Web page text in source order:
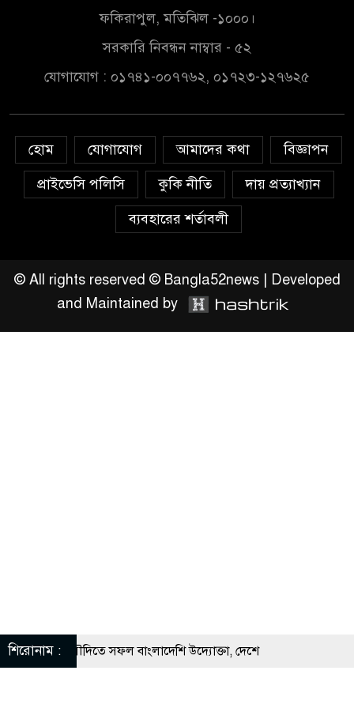
মাদক কারবারি আটক
সংশোধনের দাবিতে ফরিদগঞ্জে
অনলাইন জুয়ার অবৈধ লেনদেনে
জড়িয়ে পড়ছে স্থানীয় বিকাশ এজেন্ট;
ক্ষুব্ধ এলাকাবাসী।।
জিয়ানগরের বলেশ্বর নদীতে যৌথ
ফকিরাপুল, মতিঝিল -১০০০।
সরকারি নিবন্ধন নাম্বার - ৫২
যোগাযোগ : ০১৭৪১-০০৭৭৬২, ০১৭২৩-১২৭৬২৫
হোম যোগাযোগ আমাদের কথা
বিজ্ঞাপন
প্রাইভেসি পলিসি
কুকি নীতি
দায় প্রত্যাখ্যান
ব্যবহারের শর্তাবলী
© All rights reserved © Bangla52news | Developed
and Maintained by
শিরোনাম :
সুযোগে সৌদিতে সফল বাংলাদেশি উদ্যোক্তা, দেশে